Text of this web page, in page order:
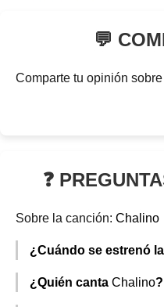
💬
Comparte tu opinión
❓
Sobre la canción: Chalino
¿Cuándo se estrenó
¿Quién canta Chalino?